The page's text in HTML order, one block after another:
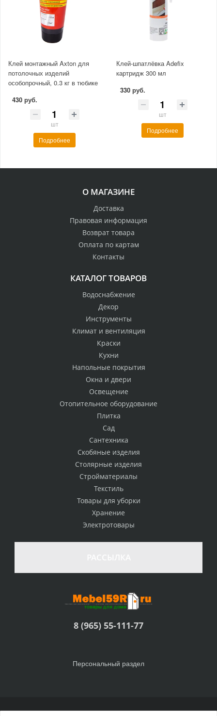
Клей монтажный Axton для
потолочных изделий
особопрочный, 0.3 кг в тюбике
430 руб.
шт
Подробнее
Клей-шпатлёвка Adefix
картридж 300 мл
330 руб.
шт
Подробнее
О МАГАЗИНЕ
Доставка
Правовая информация
Возврат товара
Оплата по картам
Контакты
КАТАЛОГ ТОВАРОВ
Водоснабжение
Декор
Инструменты
Климат и вентиляция
Краски
Кухни
Напольные покрытия
Окна и двери
Освещение
Отопительное оборудование
Плитка
Сад
Сантехника
Скобяные изделия
Столярные изделия
Стройматериалы
Текстиль
Товары для уборки
Хранение
Электротовары
8 (965) 55-111-77
Персональный раздел
© Интернет-магазин Товары для дома, 2010 - 2026